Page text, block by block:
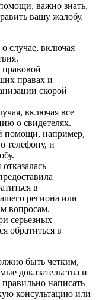
важно знать,
вашу жалобу.
случае, включая
правовой
правах и
скорой
включая все
о свидетелях.
помощи, например,
телефону, и
в
региона или
вопросам.
серьезных
обратиться в
быть четким,
доказательства и
написать
консультацию или